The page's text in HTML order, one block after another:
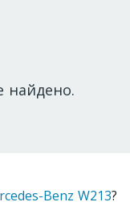
найдено.
Benz W213?